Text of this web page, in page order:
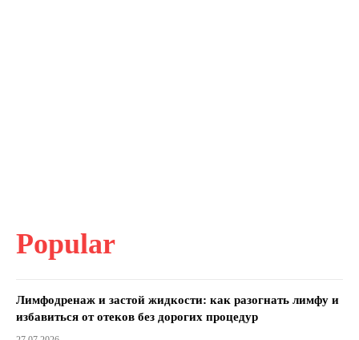
Popular
Лимфодренаж и застой жидкости: как разогнать лимфу и
избавиться от отеков без дорогих процедур